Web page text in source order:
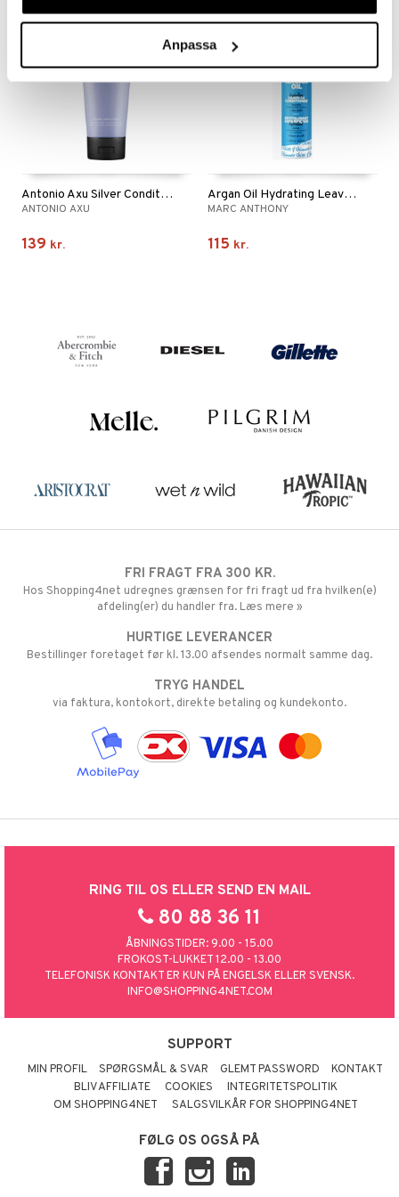
Anpassa
Antonio Axu Silver Conditioner
ANTONIO AXU
139 kr.
Argan Oil Hydrating Leave In Conditioner
MARC ANTHONY
115 kr.
FRI FRAGT FRA 300 KR.
Hos Shopping4net udregnes grænsen for fri fragt ud fra hvilken(e)
afdeling(er) du handler fra. Læs mere »
HURTIGE LEVERANCER
Bestillinger foretaget før kl. 13.00 afsendes normalt samme dag.
TRYG HANDEL
via faktura, kontokort, direkte betaling og kundekonto.
RING TIL OS ELLER SEND EN MAIL
80 88 36 11
ÅBNINGSTIDER: 9.00 - 15.00
FROKOST-LUKKET 12.00 - 13.00
TELEFONISK KONTAKT ER KUN PÅ ENGELSK ELLER SVENSK.
INFO@SHOPPING4NET.COM
SUPPORT
MIN PROFIL SPØRGSMÅL & SVAR GLEMT PASSWORD
KONTAKT
BLIV AFFILIATE
COOKIES
INTEGRITETSPOLITIK
OM SHOPPING4NET
SALGSVILKÅR FOR SHOPPING4NET
FØLG OS OGSÅ PÅ